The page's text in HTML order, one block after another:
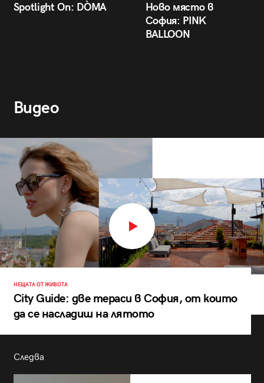
Spotlight On: DÒMA
Ново място в
София: PINK
BALLOON
Видео
НЕЩАТА ОТ ЖИВОТА
City Guide: две тераси в София, от които
да се насладиш на лятото
Следва